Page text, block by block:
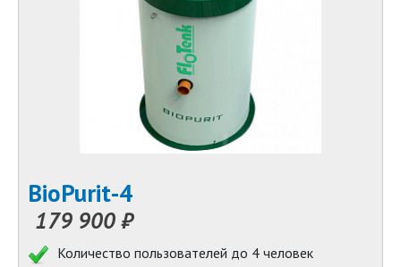
BioPurit-4
179 900 ₽
Количество пользователей до 4 человек